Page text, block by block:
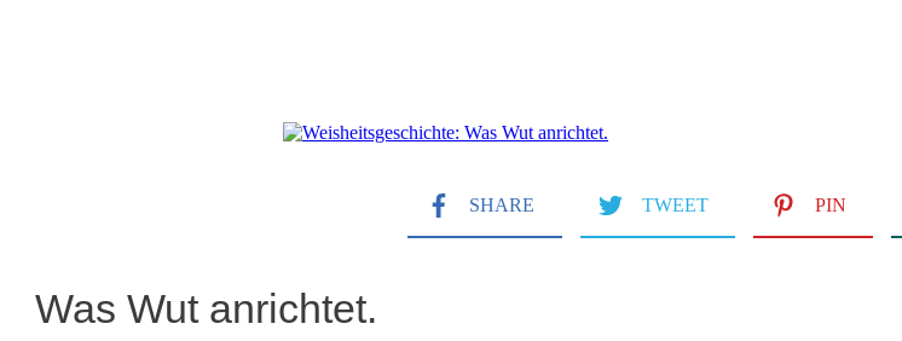
SHARE TWEET PIN
Was Wut anrichtet.